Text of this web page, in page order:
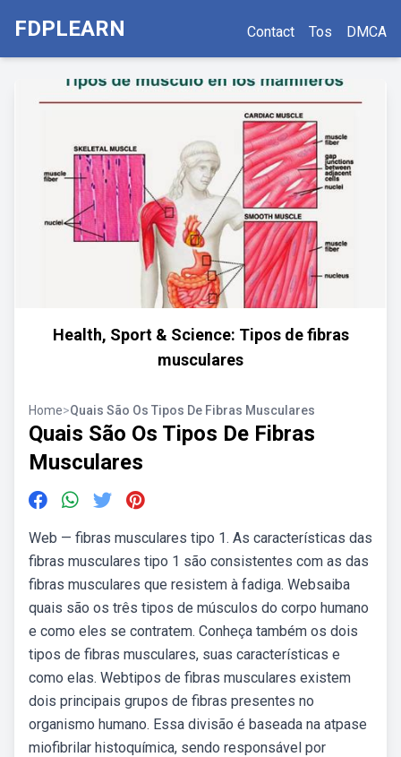
FDPLEARN Contact Tos DMCA
Health, Sport & Science: Tipos de fibras
musculares
Home>Quais São Os Tipos De Fibras Musculares
Quais São Os Tipos De Fibras
Musculares
Web — fibras musculares tipo 1. As características das
fibras musculares tipo 1 são consistentes com as das
fibras musculares que resistem à fadiga. Websaiba
quais são os três tipos de músculos do corpo humano
e como eles se contratem. Conheça também os dois
tipos de fibras musculares, suas características e
como elas. Webtipos de fibras musculares existem
dois principais grupos de fibras presentes no
organismo humano. Essa divisão é baseada na atpase
miofibrilar histoquímica, sendo responsável por